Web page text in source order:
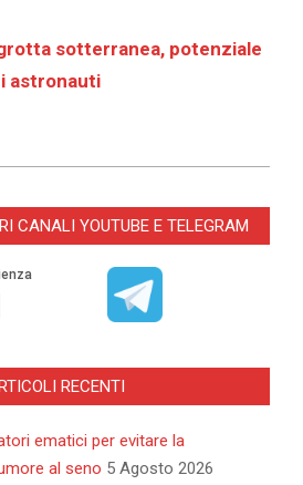
sotterranea, potenziale
astronauti
CANALI YOUTUBE E TELEGRAM
RECENTI
ematici per evitare la
al seno 5 Agosto 2026